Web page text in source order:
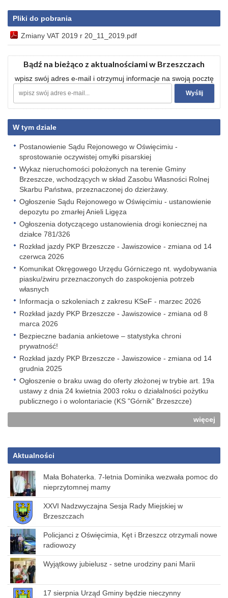
Pliki do pobrania
Zmiany VAT 2019 r 20_11_2019.pdf
Bądź na bieżąco z aktualnościami w Brzeszczach
wpisz swój adres e-mail i otrzymuj informacje na swoją pocztę
W tym dziale
Postanowienie Sądu Rejonowego w Oświęcimiu -
sprostowanie oczywistej omyłki pisarskiej
Wykaz nieruchomości położonych na terenie Gminy
Brzeszcze, wchodzących w skład Zasobu Własności Rolnej
Skarbu Państwa, przeznaczonej do dzierżawy.
Ogłoszenie Sądu Rejonowego w Oświęcimiu - ustanowienie
depozytu po zmarłej Anieli Ligęza
Ogłoszenia dotyczącego ustanowienia drogi koniecznej na
działce 781/326
Rozkład jazdy PKP Brzeszcze - Jawiszowice - zmiana od 14
czerwca 2026
Komunikat Okręgowego Urzędu Górniczego nt. wydobywania
piasku/żwiru przeznaczonych do zaspokojenia potrzeb
własnych
Informacja o szkoleniach z zakresu KSeF - marzec 2026
Rozkład jazdy PKP Brzeszcze - Jawiszowice - zmiana od 8
marca 2026
Bezpieczne badania ankietowe – statystyka chroni
prywatność!
Rozkład jazdy PKP Brzeszcze - Jawiszowice - zmiana od 14
grudnia 2025
Ogłoszenie o braku uwag do oferty złożonej w trybie art. 19a
ustawy z dnia 24 kwietnia 2003 roku o działalności pożytku
publicznego i o wolontariacie (KS "Górnik" Brzeszcze)
więcej
Aktualności
Mała Bohaterka. 7-letnia Dominika wezwała pomoc do
nieprzytomnej mamy
XXVI Nadzwyczajna Sesja Rady Miejskiej w
Brzeszczach
Policjanci z Oświęcimia, Kęt i Brzeszcz otrzymali nowe
radiowozy
Wyjątkowy jubielusz - setne urodziny pani Marii
17 sierpnia Urząd Gminy będzie nieczynny